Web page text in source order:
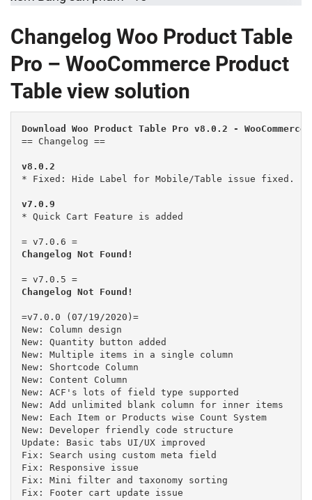
Changelog Woo Product Table
Pro – WooCommerce Product
Table view solution
Download Woo Product Table Pro v8.0.2 -
== Changelog ==
v8.0.2
* Fixed: Hide Label for Mobile/Table issue fixed.
v7.0.9
* Quick Cart Feature is added
Changelog Not Found!
Changelog Not Found!
=v7.0.0 (07/19/2020)=
New: Column design
New: Quantity button added
New: Multiple items in a single column
New: Shortcode Column
New: Content Column
New: ACF's lots of field type supported
New: Add unlimited blank column for inner items
New: Each Item or Products wise Count System
New: Developer friendly code structure
Update: Basic tabs UI/UX improved
Fix: Search using custom meta field
Fix: Responsive issue
Fix: Mini filter and taxonomy sorting
Fix: Footer cart update issue